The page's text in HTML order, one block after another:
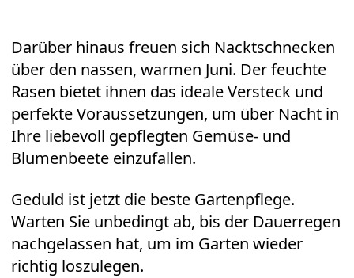
Darüber hinaus freuen sich Nacktschnecken
über den nassen, warmen Juni. Der feuchte
Rasen bietet ihnen das ideale Versteck und
perfekte Voraussetzungen, um über Nacht in
Ihre liebevoll gepflegten Gemüse- und
Blumenbeete einzufallen.
Geduld ist jetzt die beste Gartenpflege.
Warten Sie unbedingt ab, bis der Dauerregen
nachgelassen hat, um im Garten wieder
richtig loszulegen.